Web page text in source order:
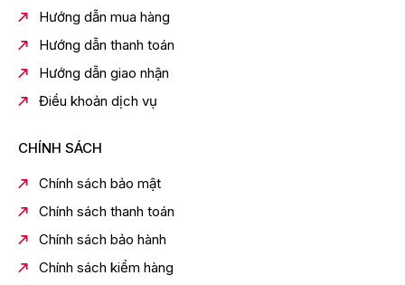
Hướng dẫn mua hàng
Hướng dẫn thanh toán
Hướng dẫn giao nhận
Điều khoản dịch vụ
CHÍNH SÁCH
Chính sách bảo mật
Chính sách thanh toán
Chính sách bảo hành
Chính sách kiểm hàng